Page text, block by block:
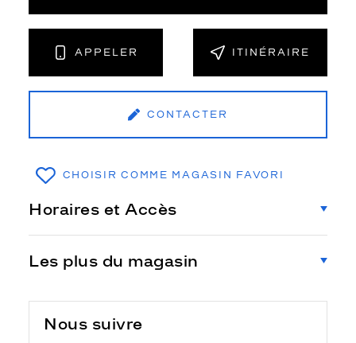
APPELER ITINÉRAIRE
CONTACTER
CHOISIR COMME MAGASIN FAVORI
Horaires et Accès
Les plus du magasin
Nous suivre